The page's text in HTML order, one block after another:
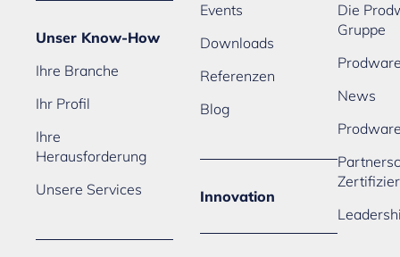
Unser Know-How
Ihre Branche
Ihr Profil
Ihre
Herausforderung
Unsere Services
Events
Downloads
Referenzen
Blog
Innovation
Die
Gruppe
News